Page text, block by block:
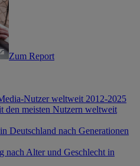
Zum Report
Nutzer weltweit 2012-2025
den meisten Nutzern weltweit
Deutschland nach Generationen
nach Alter und Geschlecht in